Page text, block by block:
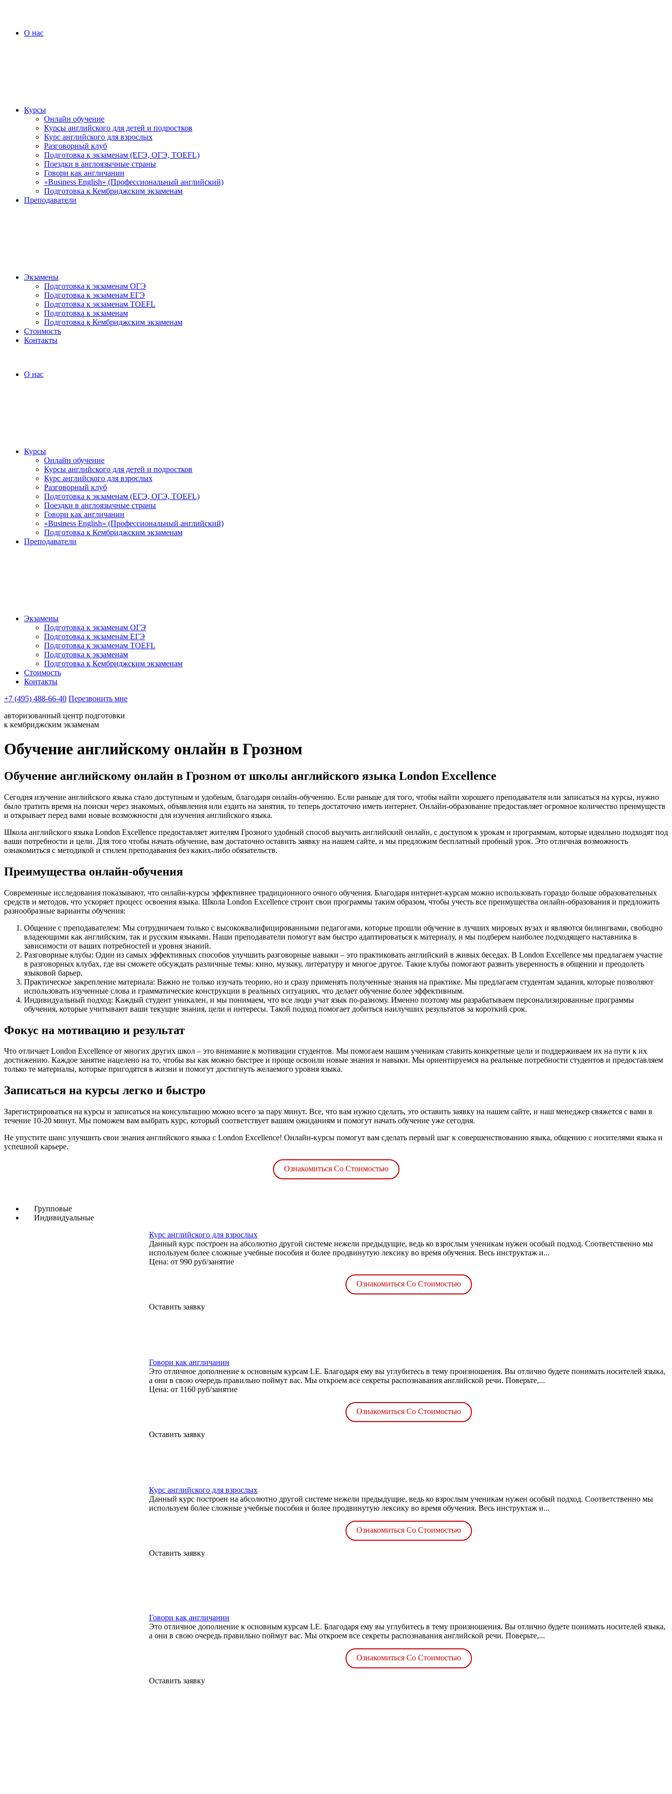
О нас
Курсы
Онлайн обучение
Курсы английского для детей и подростков
Курс английского для взрослых
Разговорный клуб
Подготовка к экзаменам (ЕГЭ, ОГЭ, TOEFL)
Поездки в англоязычные страны
Говори как англичанин
«Business English» (Профессиональный английский)
Подготовка к Кембриджским экзаменам
Преподаватели
Экзамены
Подготовка к экзаменам ОГЭ
Подготовка к экзаменам ЕГЭ
Подготовка к экзаменам TOEFL
Подготовка к экзаменам
Подготовка к Кембриджским экзаменам
Стоимость
Контакты
О нас
Курсы
Онлайн обучение
Курсы английского для детей и подростков
Курс английского для взрослых
Разговорный клуб
Подготовка к экзаменам (ЕГЭ, ОГЭ, TOEFL)
Поездки в англоязычные страны
Говори как англичанин
«Business English» (Профессиональный английский)
Подготовка к Кембриджским экзаменам
Преподаватели
Экзамены
Подготовка к экзаменам ОГЭ
Подготовка к экзаменам ЕГЭ
Подготовка к экзаменам TOEFL
Подготовка к экзаменам
Подготовка к Кембриджским экзаменам
Стоимость
Контакты
+7 (495) 488-66-40 Перезвонить мне
авторизованный центр подготовки
к кембриджским экзаменам
Обучение английскому онлайн в Грозном
Обучение английскому онлайн в Грозном от школы английского языка London Excellence
Сегодня изучение английского языка стало доступным и удобным, благодаря онлайн-обучению. Если раньше для того, чтобы найти хорошего преподавателя или записаться на курсы, нужно
было тратить время на поиски через знакомых, объявления или ездить на занятия, то теперь достаточно иметь интернет. Онлайн-образование предоставляет огромное количество преимуществ
и открывает перед вами новые возможности для изучения английского языка.
Школа английского языка London Excellence предоставляет жителям Грозного удобный способ выучить английский онлайн, с доступом к урокам и программам, которые идеально подходят под
ваши потребности и цели. Для того чтобы начать обучение, вам достаточно оставить заявку на нашем сайте, и мы предложим бесплатный пробный урок. Это отличная возможность
ознакомиться с методикой и стилем преподавания без каких-либо обязательств.
Преимущества онлайн-обучения
Современные исследования показывают, что онлайн-курсы эффективнее традиционного очного обучения. Благодаря интернет-курсам можно использовать гораздо больше образовательных
средств и методов, что ускоряет процесс освоения языка. Школа London Excellence строит свои программы таким образом, чтобы учесть все преимущества онлайн-образования и предложить
разнообразные варианты обучения:
Общение с преподавателем: Мы сотрудничаем только с высококвалифицированными педагогами, которые прошли обучение в лучших мировых вузах и являются билингвами, свободно
владеющими как английским, так и русским языками. Наши преподаватели помогут вам быстро адаптироваться к материалу, и мы подберем наиболее подходящего наставника в
зависимости от ваших потребностей и уровня знаний.
Разговорные клубы: Один из самых эффективных способов улучшить разговорные навыки – это практиковать английский в живых беседах. В London Excellence мы предлагаем участие
в разговорных клубах, где вы сможете обсуждать различные темы: кино, музыку, литературу и многое другое. Такие клубы помогают развить уверенность в общении и преодолеть
языковой барьер.
Практическое закрепление материала: Важно не только изучать теорию, но и сразу применять полученные знания на практике. Мы предлагаем студентам задания, которые позволяют
использовать изученные слова и грамматические конструкции в реальных ситуациях, что делает обучение более эффективным.
Индивидуальный подход: Каждый студент уникален, и мы понимаем, что все люди учат язык по-разному. Именно поэтому мы разрабатываем персонализированные программы
обучения, которые учитывают ваши текущие знания, цели и интересы. Такой подход помогает добиться наилучших результатов за короткий срок.
Фокус на мотивацию и результат
Что отличает London Excellence от многих других школ – это внимание к мотивации студентов. Мы помогаем нашим ученикам ставить конкретные цели и поддерживаем их на пути к их
достижению. Каждое занятие нацелено на то, чтобы вы как можно быстрее и проще освоили новые знания и навыки. Мы ориентируемся на реальные потребности студентов и предоставляем
только те материалы, которые пригодятся в жизни и помогут достигнуть желаемого уровня языка.
Записаться на курсы легко и быстро
Зарегистрироваться на курсы и записаться на консультацию можно всего за пару минут. Все, что вам нужно сделать, это оставить заявку на нашем сайте, и наш менеджер свяжется с вами в
течение 10-20 минут. Мы поможем вам выбрать курс, который соответствует вашим ожиданиям и помогут начать обучение уже сегодня.
Не упустите шанс улучшить свои знания английского языка с London Excellence! Онлайн-курсы помогут вам сделать первый шаг к совершенствованию языка, общению с носителями языка и
успешной карьере.
Ознакомиться Со Стоимостью
Групповые
Индивидуальные
Курс английского для взрослых
Данный курс построен на абсолютно другой системе нежели предыдущие, ведь ко взрослым ученикам нужен особый подход. Соответственно мы
используем более сложные учебные пособия и более продвинутую лексику во время обучения. Весь инструктаж и...
Цена: от 990 руб/занятие
Ознакомиться Со Стоимостью
Оставить заявку
Говори как англичанин
Это отличное дополнение к основным курсам LE. Благодаря ему вы углубитесь в тему произношения. Вы отлично будете понимать носителей языка,
а они в свою очередь правильно поймут вас. Мы откроем все секреты распознавания английской речи. Поверьте,...
Цена: от 1160 руб/занятие
Ознакомиться Со Стоимостью
Оставить заявку
Курс английского для взрослых
Данный курс построен на абсолютно другой системе нежели предыдущие, ведь ко взрослым ученикам нужен особый подход. Соответственно мы
используем более сложные учебные пособия и более продвинутую лексику во время обучения. Весь инструктаж и...
Ознакомиться Со Стоимостью
Оставить заявку
Говори как англичанин
Это отличное дополнение к основным курсам LE. Благодаря ему вы углубитесь в тему произношения. Вы отлично будете понимать носителей языка,
а они в свою очередь правильно поймут вас. Мы откроем все секреты распознавания английской речи. Поверьте,...
Ознакомиться Со Стоимостью
Оставить заявку